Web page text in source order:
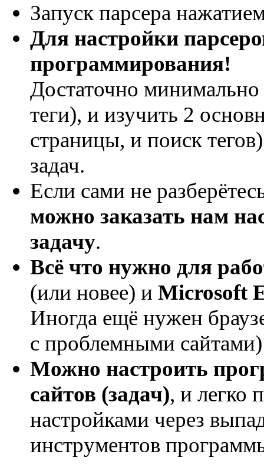
Запуск парсера
Для настройки
программирования!
Достаточно
теги), и изучить 2
страницы, и поиск
задач.
Если сами не
можно заказать нам
задачу.
Всё что нужно для
(или новее) и Microsoft
Иногда ещё нужен
с проблемными сайтами)
Можно настроить
сайтов (задач), и легко
настройками через
инструментов